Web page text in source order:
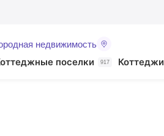
недвижимость
поселки 917 Коттеджи